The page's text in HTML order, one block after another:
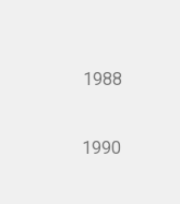
1988
1990